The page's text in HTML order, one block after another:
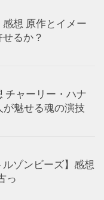
想 原作とイメー
るか？
チャーリー・ハナ
魅せる魂の演技
ゾンビーズ】感想
っ